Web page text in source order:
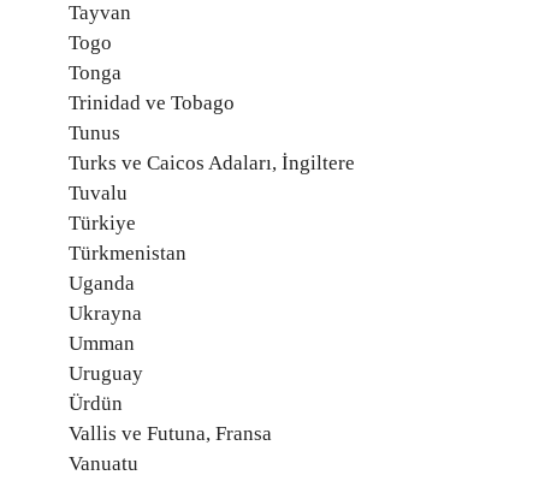
Tayvan
Togo
Tonga
Trinidad ve Tobago
Tunus
Turks ve Caicos Adaları, İngiltere
Tuvalu
Türkiye
Türkmenistan
Uganda
Ukrayna
Umman
Uruguay
Ürdün
Vallis ve Futuna, Fransa
Vanuatu